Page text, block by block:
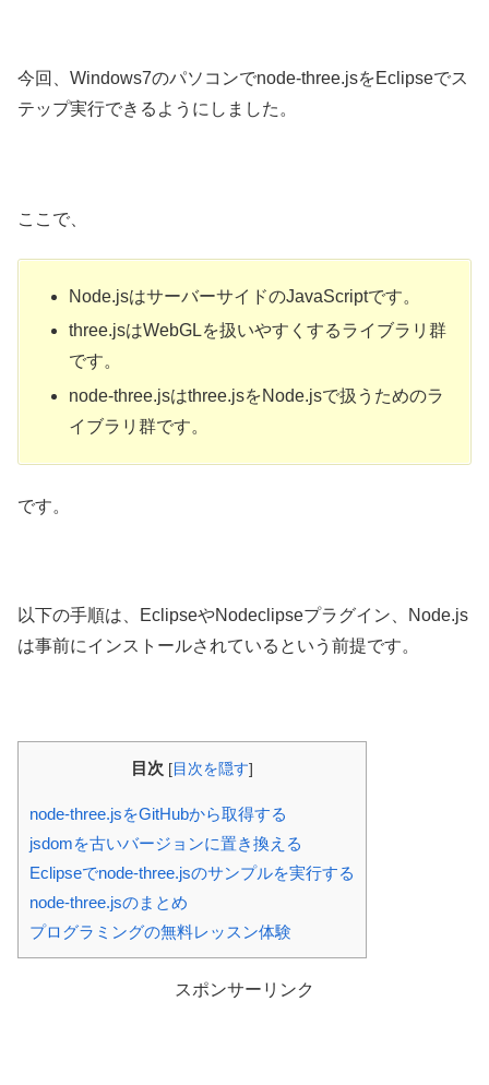
今回、Windows7のパソコンでnode-three.jsをEclipseでス
テップ実行できるようにしました。
ここで、
Node.jsはサーバーサイドのJavaScriptです。
three.jsはWebGLを扱いやすくするライブラリ群
です。
node-three.jsはthree.jsをNode.jsで扱うためのラ
イブラリ群です。
です。
以下の手順は、EclipseやNodeclipseプラグイン、Node.js
は事前にインストールされているという前提です。
目次 [ 目次を隠す]
node-three.jsをGitHubから取得する
jsdomを古いバージョンに置き換える
Eclipseでnode-three.jsのサンプルを実行する
node-three.jsのまとめ
プログラミングの無料レッスン体験
スポンサーリンク